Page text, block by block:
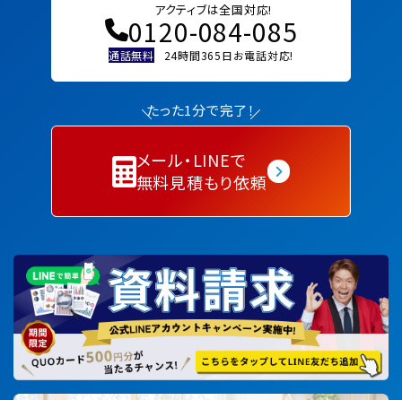
アクティブは全国対応!
0120-084-085
通話無料 24時間365日お電話対応!
たった1分で完了！
メール・LINEで
無料見積もり依頼